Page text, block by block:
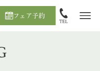
フェア予約